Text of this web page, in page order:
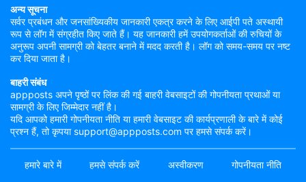
अन्य सूचना
सर्वर प्रबंधन और जनसांख्यिकीय जानकारी एकत्र करने के लिए आईपी पते अस्थायी
रूप से लॉग में संग्रहीत किए जाते हैं। यह जानकारी हमें उपयोगकर्ताओं की रुचियों के
अनुरूप अपनी सामग्री को बेहतर बनाने में मदद करती है। लॉग को समय-समय पर नष्ट
कर दिया जाता है।
बाहरी संबंध
appposts अपने पृष्ठों पर लिंक की गई बाहरी वेबसाइटों की गोपनीयता प्रथाओं या
सामग्री के लिए जिम्मेदार नहीं है।
यदि आपको हमारी गोपनीयता नीति या हमारी वेबसाइट की कार्यप्रणाली के बारे में कोई
प्रश्न हैं, तो कृपया support@appposts.com पर हमसे संपर्क करें।
हमारे बारे में हमसे संपर्क करें अस्वीकरण गोपनीयता नीति